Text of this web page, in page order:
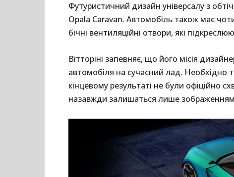
Футуристичний дизайн універсалу з
Opala Caravan. Автомобіль також має
бічні вентиляційні отвори, які
Вітторіні запевняє, що його місія
автомобіля на сучасний лад. Необхідно
кінцевому результаті не були офіційно
назавжди залишаться лише